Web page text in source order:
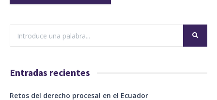
Entradas recientes
Retos del derecho procesal en el Ecuador